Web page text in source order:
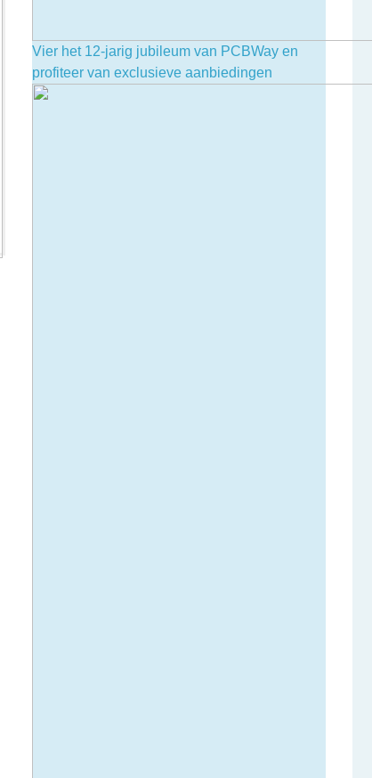
Vier het 12-jarig jubileum van PCBWay en
profiteer van exclusieve aanbiedingen